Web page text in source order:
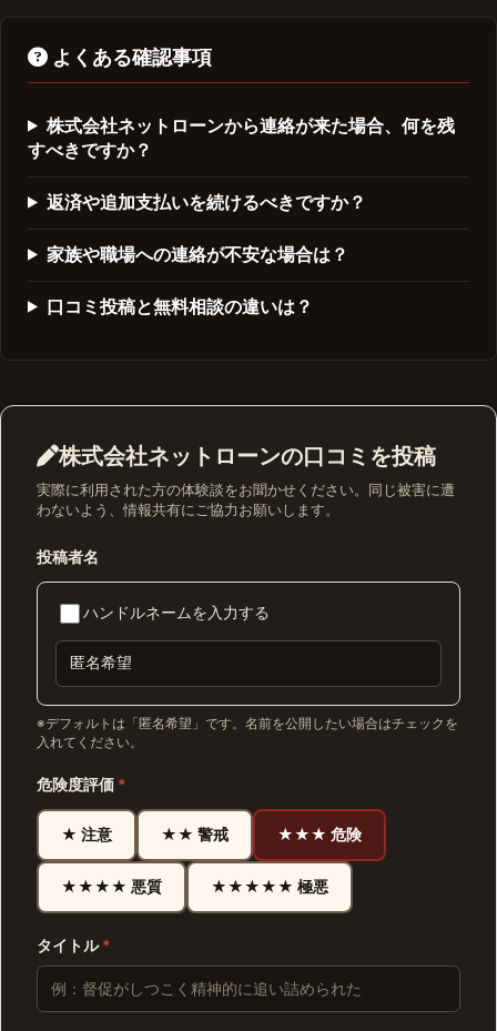
よくある確認事項
株式会社ネットローンから連絡が来た場合、何を残
すべきですか？
返済や追加支払いを続けるべきですか？
家族や職場への連絡が不安な場合は？
口コミ投稿と無料相談の違いは？
株式会社ネットローンの口コミを投稿
実際に利用された方の体験談をお聞かせください。同じ被害に遭
わないよう、情報共有にご協力お願いします。
投稿者名
ハンドルネームを入力する
※デフォルトは「匿名希望」です。名前を公開したい場合はチェックを
入れてください。
危険度評価 *
★ 注意 ★★ 警戒 ★★★ 危険
★★★★ 悪質 ★★★★★ 極悪
タイトル*